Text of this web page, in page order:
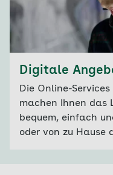
Digitale
Die Online-
machen Ihnen das
bequem, einfach
oder von zu Hause